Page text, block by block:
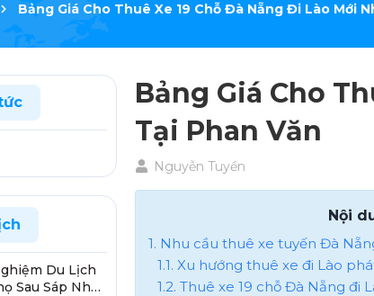
Bảng Giá Cho Thuê Xe 19 Chỗ Đà Nẵng Đi Lào Mới
Bảng Giá Cho
Tại Phan Văn
Nguyễn Tuyền
Nội
1. Nhu cầu thuê xe tuyến Đà
1.1. Xu hướng thuê xe đi Lào
1.2. Thuê xe 19 chỗ Đà Nẵng đi
Du Lịch
Sau Sáp Nhập